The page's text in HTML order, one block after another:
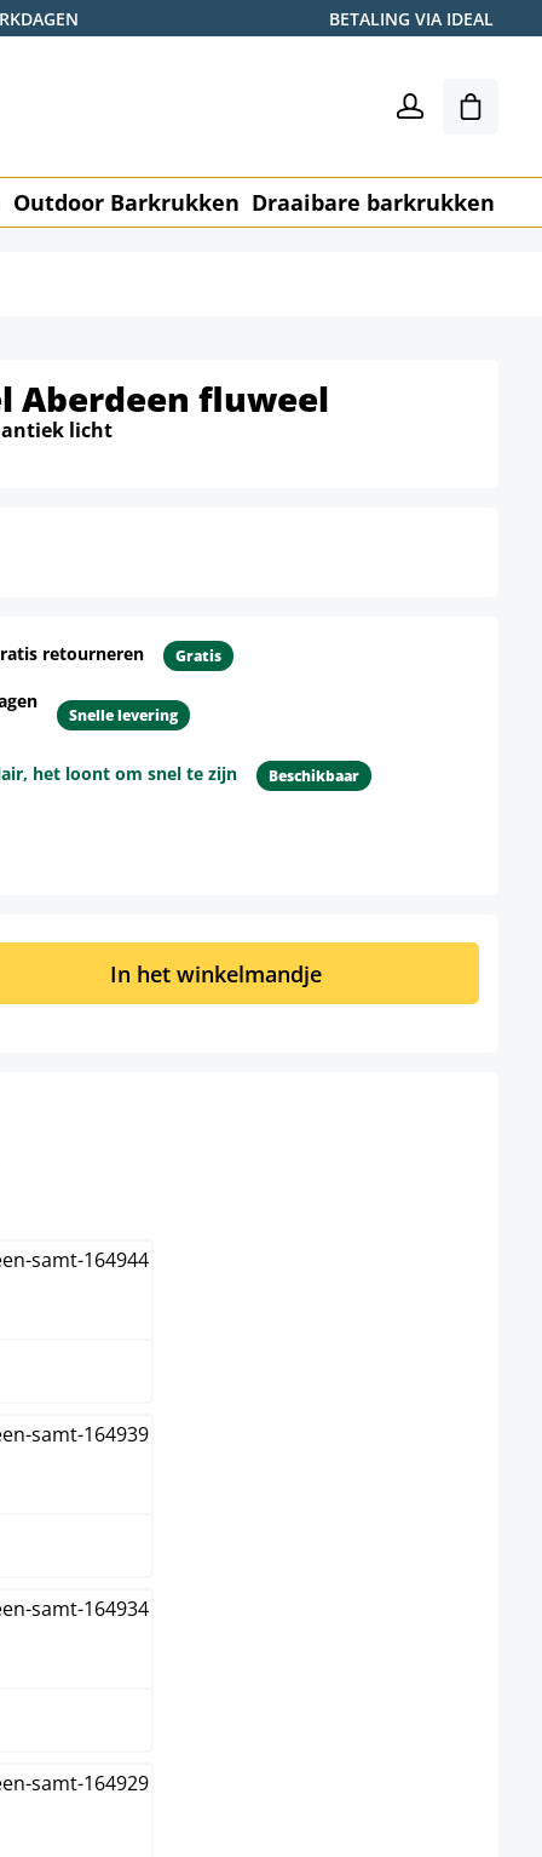
BETALING VIA IDEAL
Outdoor Barkrukken Draaibare barkrukken
Aberdeen fluweel
antiek licht
retourneren Gratis
Snelle levering
het loont om snel te zijn Beschikbaar
Voer de gewenste hoeveelheid in
In het winkelmandje
niet beschikbaar.)
is momenteel niet beschikbaar.)